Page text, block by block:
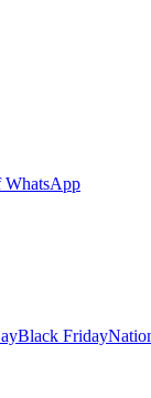
WhatsApp
Black Friday